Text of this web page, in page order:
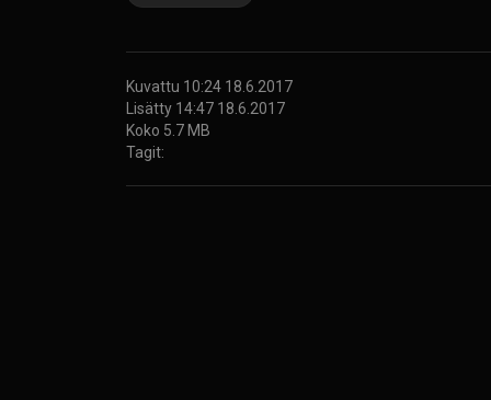
Kuvattu 10:24 18.6.2017
Lisätty 14:47 18.6.2017
Koko 5.7 MB
Tagit: